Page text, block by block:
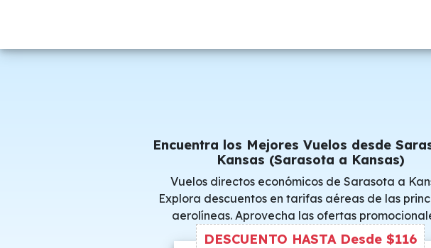
Encuentra los Mejores Vuelos desde
Kansas (Sarasota a Kansas)
Vuelos directos económicos de Sarasota a
Explora descuentos en tarifas aéreas de las
aerolíneas. Aprovecha las ofertas
consigue precios especiales.
DESCUENTO HASTA Desde $116